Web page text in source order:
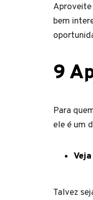
bem
9
Para
ele é um
Talvez